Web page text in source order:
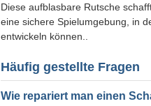
Diese aufblasbare Rutsche
eine sichere Spielumgebung, in
entwickeln können..
Häufig gestellte Fragen
Wie repariert man einen